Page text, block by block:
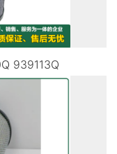
939113Q